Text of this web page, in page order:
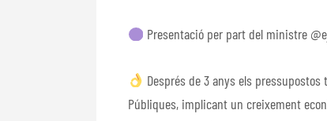
Presentació per part del ministre
Després de 3 anys els
Públiques, implicant un creixement